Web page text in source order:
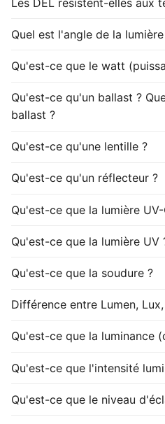
Quel est l'angle de la
Qu'est-ce que le watt
Qu'est-ce qu'un ballast ?
ballast ?
Qu'est-ce qu'une lentille ?
Qu'est-ce qu'un réflecteur ?
Qu'est-ce que la lumière
Qu'est-ce que la lumière UV
Qu'est-ce que la soudure ?
Différence entre Lumen,
Qu'est-ce que la luminance
Qu'est-ce que l'intensité
Qu'est-ce que le niveau